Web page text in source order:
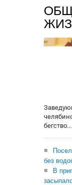
бегство...
без
В